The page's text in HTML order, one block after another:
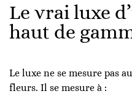
Le vrai luxe
haut de
Le luxe ne se mesure pas
fleurs. Il se mesure à :